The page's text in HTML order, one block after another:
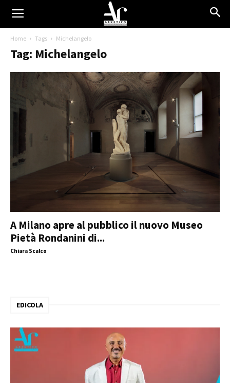
Home Tags Michelangelo
Tag: Michelangelo
A Milano apre al pubblico il nuovo Museo
Pietà Rondanini di...
Chiara Scalco
EDICOLA